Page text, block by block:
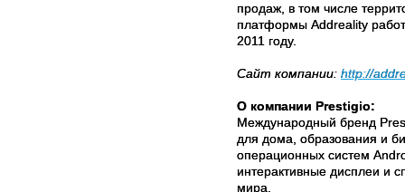
продаж, в том числе
платформы Addreality
2011 году.
Сайт компании: http://
О компании Prestigio:
Международный бренд
для дома, образования и
операционных систем
интерактивные дисплеи и
мира.